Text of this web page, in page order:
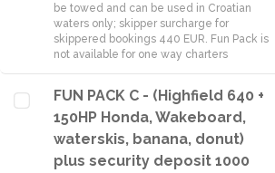
be towed and can be used in Croatian
waters only; skipper surcharge for
skippered bookings 440 EUR. Fun Pack is
not available for one way charters
FUN PACK C - (Highfield 640 +
150HP Honda, Wakeboard,
waterskis, banana, donut)
plus security deposit 1000